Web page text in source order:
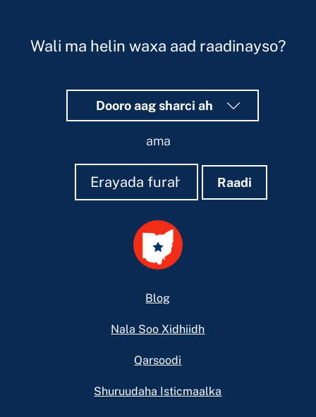
Wali ma helin waxa aad raadinayso?
Dooro aag sharci ah
ama
Raadi
Raadi Raadi
Blog
Nala Soo Xidhiidh
Qarsoodi
Shuruudaha Isticmaalka